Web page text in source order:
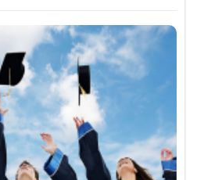
خرگوش گرفتم. البته
فشارم گذاشتند که در
بوستانی که محلی...